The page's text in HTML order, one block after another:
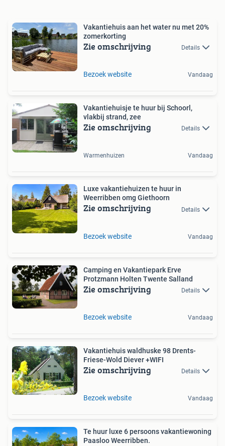
Vakantiehuis aan het water nu met 20%
zomerkorting
Zie omschrijving Details
Bezoek website Vandaag
Vakantiehuisje te huur bij Schoorl,
vlakbij strand, zee
Zie omschrijving Details
Warmenhuizen Vandaag
Luxe vakantiehuizen te huur in
Weerribben omg Giethoorn
Zie omschrijving Details
Bezoek website Vandaag
Camping en Vakantiepark Erve
Protzmann Holten Twente Salland
Zie omschrijving Details
Bezoek website Vandaag
Vakantiehuis waldhuske 98 Drents-
Friese-Wold Diever +WIFI
Zie omschrijving Details
Bezoek website Vandaag
Te huur luxe 6 persoons vakantiewoning
Paasloo Weerribben.